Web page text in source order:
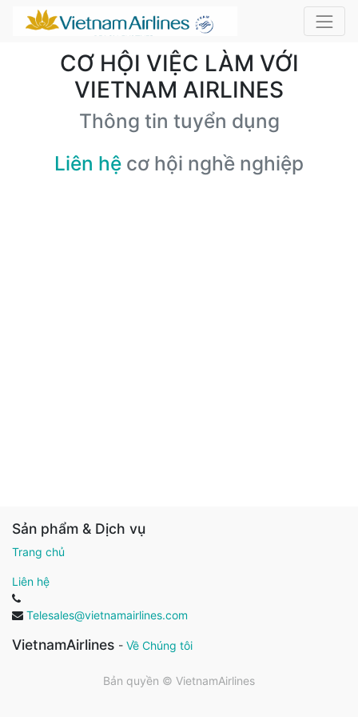
CƠ HỘI VIỆC LÀM VỚI
VIETNAM AIRLINES
Thông tin tuyển dụng
Liên hệ cơ hội nghề nghiệp
Sản phẩm & Dịch vụ
Trang chủ
Liên hệ
Telesales@vietnamairlines.com
VietnamAirlines - Về Chúng tôi
Bản quyền © VietnamAirlines